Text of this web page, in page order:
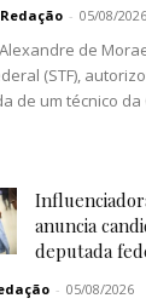
Redação - 05/08/2026
de
(STF),
de um técnico
anuncia
deputada
- 05/08/2026